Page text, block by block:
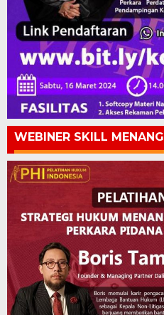
WEBINER SKILL MENANG